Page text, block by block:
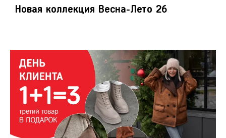
Новая коллекция Весна-Лето 26